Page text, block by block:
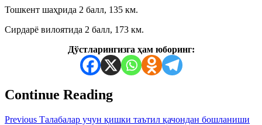
Тошкент шаҳрида 2 балл, 135 км.
Сирдарё вилоятида 2 балл, 173 км.
Дўстларингизга ҳам юборинг:
Continue Reading
Previous Талабалар учун қишки таътил қачондан бошланиши